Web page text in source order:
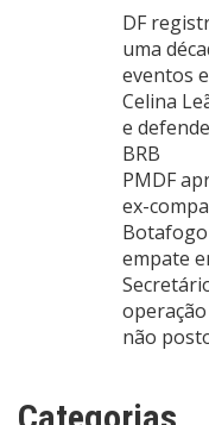
DF
uma
eventos
Celina
e
BRB
PMDF
ex-
Botafogo
empate
operação
não